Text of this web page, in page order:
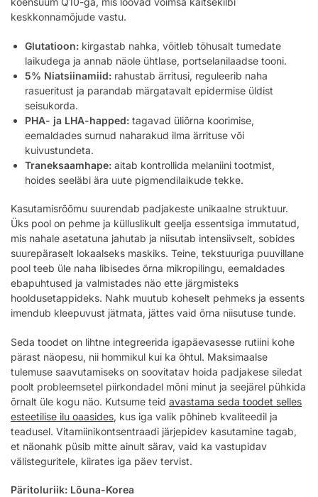
keskkonnamõjude vastu.
Glutatioon: kirgastab nahka, võitleb tõhusalt tumedate
laikudega ja annab näole ühtlase, portselanilaadse tooni.
5% Niatsiinamiid: rahustab ärritusi, reguleerib naha
rasueritust ja parandab märgatavalt epidermise üldist
seisukorda.
PHA- ja LHA-happed: tagavad üliõrna koorimise,
eemaldades surnud naharakud ilma ärrituse või
kuivustundeta.
Traneksaamhape: aitab kontrollida melaniini tootmist,
hoides seeläbi ära uute pigmendilaikude tekke.
Kasutamisrõõmu suurendab padjakeste unikaalne struktuur.
Üks pool on pehme ja külluslikult geelja essentsiga immutatud,
mis nahale asetatuna jahutab ja niisutab intensiivselt, sobides
suurepäraselt lokaalseks maskiks. Teine, tekstuuriga puuvillane
pool teeb üle naha libisedes õrna mikropilingu, eemaldades
ebapuhtused ja valmistades näo ette järgmisteks
hooldusetappideks. Nahk muutub koheselt pehmeks ja essents
imendub kleepuvust jätmata, jättes vaid õrna niisutuse tunde.
Seda toodet on lihtne integreerida igapäevasesse rutiini kohe
pärast näopesu, nii hommikul kui ka õhtul. Maksimaalse
tulemuse saavutamiseks on soovitatav hoida padjakese siledat
poolt probleemsetel piirkondadel mõni minut ja seejärel pühkida
õrnalt üle kogu näo. Kutsume teid avastama seda toodet selles
esteetilise ilu oaasides, kus iga valik põhineb kvaliteedil ja
teadusel. Vitamiinikontsentraadi järjepidev kasutamine tagab,
et näonahk püsib mitte ainult särav, vaid ka vastupidav
välisteguritele, kiirates iga päev tervist.
Päritoluriik: Lõuna-Korea